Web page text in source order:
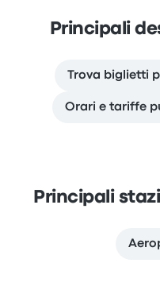
Principali
Trova biglietti
Orari e tariffe
Principali